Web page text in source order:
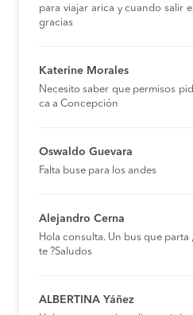
para viajar arica y cuando salir
gracias
Katerine Morales
Necesito saber que permisos
ca a Concepción
Oswaldo Guevara
Falta buse para los andes
Alejandro Cerna
Hola consulta. Un bus que
te ?Saludos
ALBERTINA Yáñez